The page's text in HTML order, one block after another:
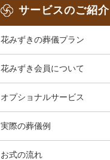
サービスのご紹介
花みずきの葬儀プラン
花みずき会員について
オプショナルサービス
実際の葬儀例
お式の流れ